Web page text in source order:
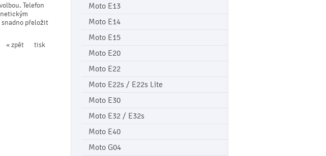
Moto E13
Moto E14
Moto E15
Moto E20
Moto E22
Moto E22s / E22s Lite
Moto E30
Moto E32 / E32s
Moto E40
Moto G04
Telefon
přeložit
tisk
« zpět